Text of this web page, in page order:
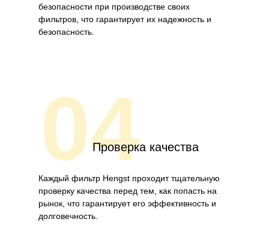
безопасности при производстве своих
фильтров, что гарантирует их надежность и
безопасность.
04Проверка качества
Каждый фильтр Hengst проходит тщательную
проверку качества перед тем, как попасть на
рынок, что гарантирует его эффективность и
долговечность.